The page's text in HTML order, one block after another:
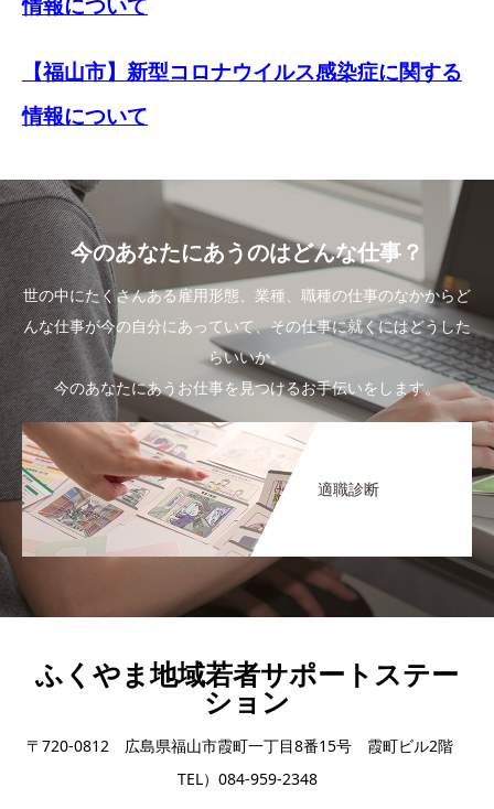
【福山市】新型コロナウイルス感染症に関する
情報について
今のあなたにあうのはどんな仕事？
世の中にたくさんある雇用形態、業種、職種の仕事のなかからど
んな仕事が今の自分にあっていて、その仕事に就くにはどうした
らいいか。
今のあなたにあうお仕事を見つけるお手伝いをします。
適職診断
ふくやま地域若者サポートステー
ション
〒720-0812 広島県福山市霞町一丁目8番15号 霞町ビル2階
TEL）084-959-2348